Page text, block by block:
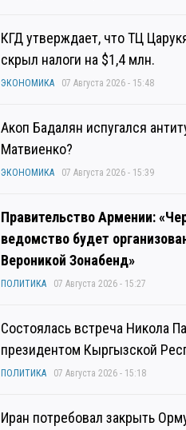
КГД утверждает, что ТЦ
скрыл налоги на $1,4 млн.
ЭКОНОМИКА 07 Августа 2026 - 15:48
Акоп Бадалян испугался
Матвиенко?
ЭКОНОМИКА 07 Августа 2026 - 15:39
Правительство Армении:
ведомство будет
Вероникой Зонабенд»
ПОЛИТИКА 07 Августа 2026 - 15:27
Состоялась встреча Никола
президентом Кыргызской
ПОЛИТИКА 07 Августа 2026 - 15:18
Иран потребовал закрыть